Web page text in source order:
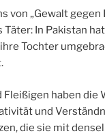
von „Gewalt gegen
Täter: In Pakistan
Tochter
Fleißigen haben die
und
die sie mit